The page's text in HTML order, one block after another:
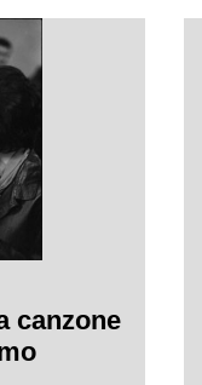
canzone